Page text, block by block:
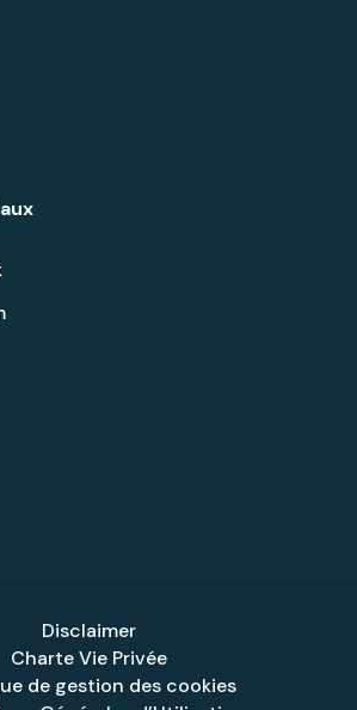
Disclaimer
Charte Vie Privée
de gestion des cookies